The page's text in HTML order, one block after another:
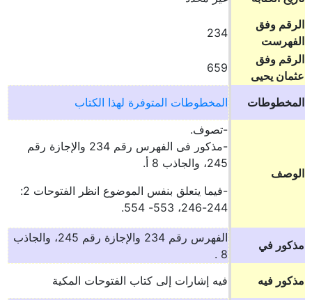
الرقم وفق
الفهرست
234
الرقم وفق
عثمان يحيى
659
المخطوطات المخطوطات المتوفرة لهذا الكتاب
الوصف
-تصوف.
-مذكور فى الفهرس رقم 234 والإجازة رقم
245، والجاذب 8 أ.
-فيما يتعلق بنفس الموضوع انظر الفتوحات 2:
244-246، 553- 554.
مذكور في
الفهرس رقم 234 والإجازة رقم 245، والجاذب
8 .
مذكور فيه
فيه إشارات إلى كتاب الفتوحات المكية